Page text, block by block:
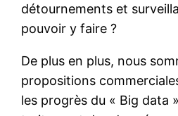
détournements et
pouvoir y faire ?
De plus en plus, nous
propositions
les progrès du « Big data